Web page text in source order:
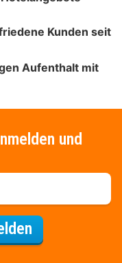
Kunden seit
Aufenthalt mit
und
Für den